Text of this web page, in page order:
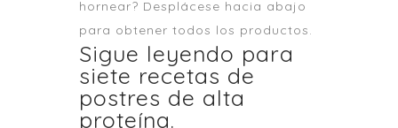
hornear? Desplácese hacia abajo
para obtener todos los productos.
Sigue leyendo para
siete recetas de
postres de alta
proteína.